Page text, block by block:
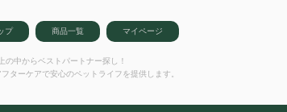
プ 商品一覧 マイページ
の中からベストパートナー探し！
ターケアで安心のペットライフを提供します。